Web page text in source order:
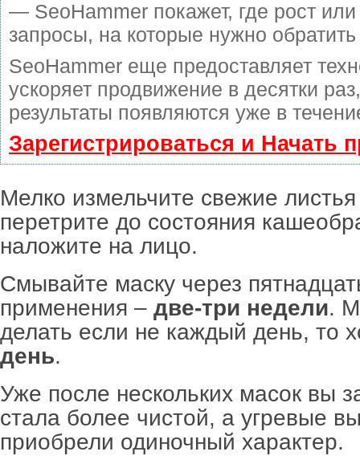
— SeoHammer покажет, где рост
запросы, на которые нужно
SeoHammer еще предоставляет
ускоряет продвижение в десятки
результаты появляются уже в
Зарегистрироваться и Начать
Мелко измельчите свежие
перетрите до состояния
наложите на лицо.
Смывайте маску через
применения – две-три недели.
делать если не каждый день, то
день.
Уже после нескольких масок вы
стала более чистой, а угревые
приобрели одиночный характер.